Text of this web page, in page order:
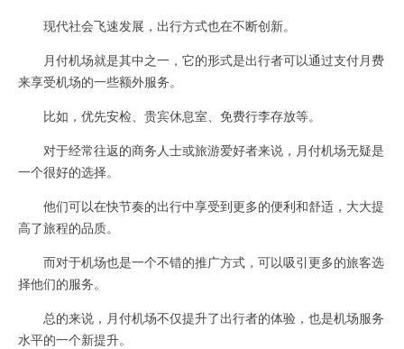
现代社会飞速发展，出行方式也在不断创新。
月付机场就是其中之一，它的形式是出行者可以通过支付月费
来享受机场的一些额外服务。
比如，优先安检、贵宾休息室、免费行李存放等。
对于经常往返的商务人士或旅游爱好者来说，月付机场无疑是
一个很好的选择。
他们可以在快节奏的出行中享受到更多的便利和舒适，大大提
高了旅程的品质。
而对于机场也是一个不错的推广方式，可以吸引更多的旅客选
择他们的服务。
总的来说，月付机场不仅提升了出行者的体验，也是机场服务
水平的一个新提升。